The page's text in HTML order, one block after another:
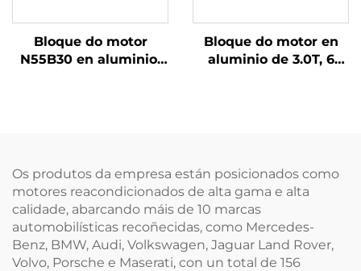
Bloque do motor
N55B30 en aluminio,
Bloque do motor en
aluminio de 3.0T, 6
Mercedes-Benz GL500,
GL550, GLS
Os produtos da empresa están posicionados como
motores reacondicionados de alta gama e alta
calidade, abarcando máis de 10 marcas
automobilísticas recoñecidas, como Mercedes-
Benz, BMW, Audi, Volkswagen, Jaguar Land Rover,
Volvo, Porsche e Maserati, con un total de 156